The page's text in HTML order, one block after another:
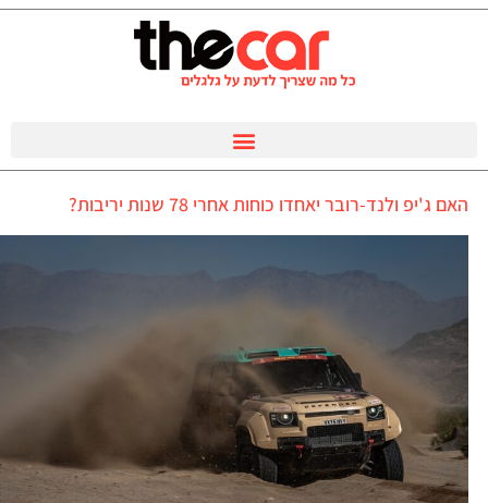
האם ג'יפ ולנד-רובר יאחדו כוחות אחרי 78 שנות יריבות?